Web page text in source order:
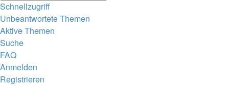
Schnellzugriff
Unbeantwortete Themen
Aktive Themen
Suche
FAQ
Anmelden
Registrieren